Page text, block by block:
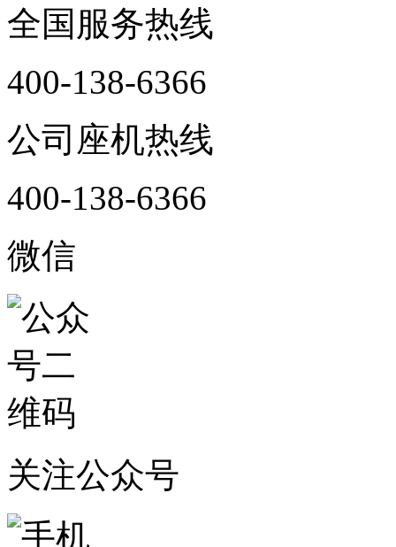
全国服务热线
400-138-6366
公司座机热线
400-138-6366
微信
关注公众号